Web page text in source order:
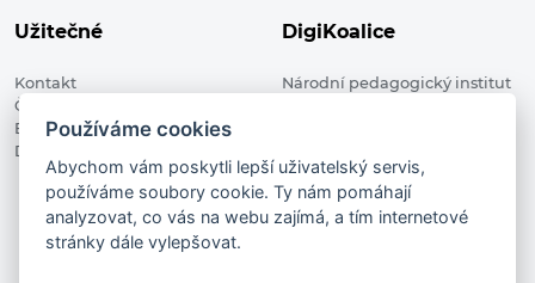
Užitečné
Kontakt
Členské organizace
Blog
Digitalizace ve vzdělávání
DigiKoalice
Národní pedagogický institut
DigiKoalice 2021. All rights reserved
Vstup do administrace
Používáme cookies
Abychom vám poskytli lepší uživatelský servis,
používáme soubory cookie. Ty nám pomáhají
analyzovat, co vás na webu zajímá, a tím internetové
stránky dále vylepšovat.